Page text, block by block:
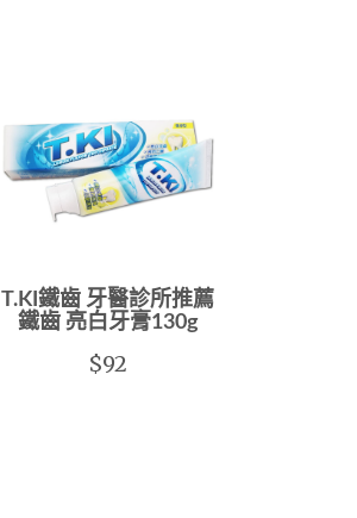
T.KI鐵齒 牙醫診所推薦
鐵齒 亮白牙膏130g
$92